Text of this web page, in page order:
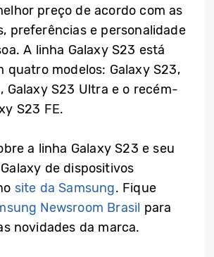
preço de acordo com as
preferências e personalidade
A linha Galaxy S23 está
quatro modelos: Galaxy S23,
Galaxy S23 Ultra e o recém-
S23 FE.
a linha Galaxy S23 e seu
de dispositivos
site da Samsung. Fique
Newsroom Brasil para
novidades da marca.